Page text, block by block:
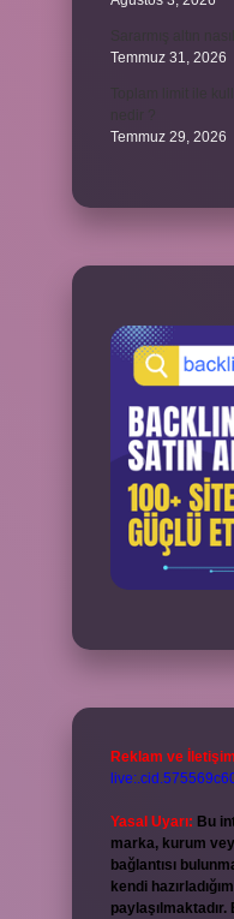
Temmuz 31, 2026
Temmuz 29, 2026
Reklam ve
Yasal Uyarı: Bu
marka, kurum
bağlantısı
kendi